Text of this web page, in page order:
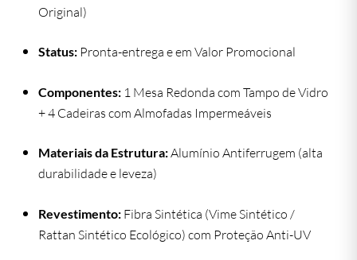
Original)
Status:Pronta-entrega e em Valor Promocional
Componentes:1 Mesa Redonda com Tampo de Vidro
+ 4 Cadeiras com Almofadas Impermeáveis
Materiais da Estrutura:Alumínio Antiferrugem (alta
durabilidade e leveza)
Revestimento:Fibra Sintética (Vime Sintético /
Rattan Sintético Ecológico) com Proteção Anti-UV